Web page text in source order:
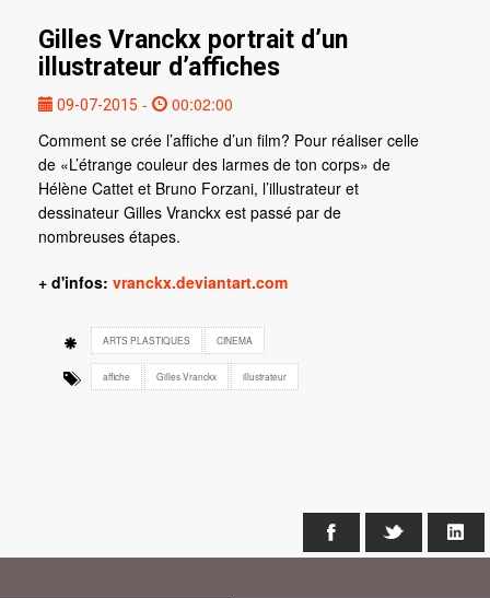
Gilles Vranckx portrait d’un
illustrateur d’affiches
09-07-2015 -
00:02:00
Comment se crée l’affiche d’un film? Pour réaliser celle
de «L’étrange couleur des larmes de ton corps» de
Hélène Cattet et Bruno Forzani, l’illustrateur et
dessinateur Gilles Vranckx est passé par de
nombreuses étapes.
+ d'infos: vranckx.deviantart.com
ARTS PLASTIQUES CINEMA
affiche Gilles Vranckx illustrateur
Facebook